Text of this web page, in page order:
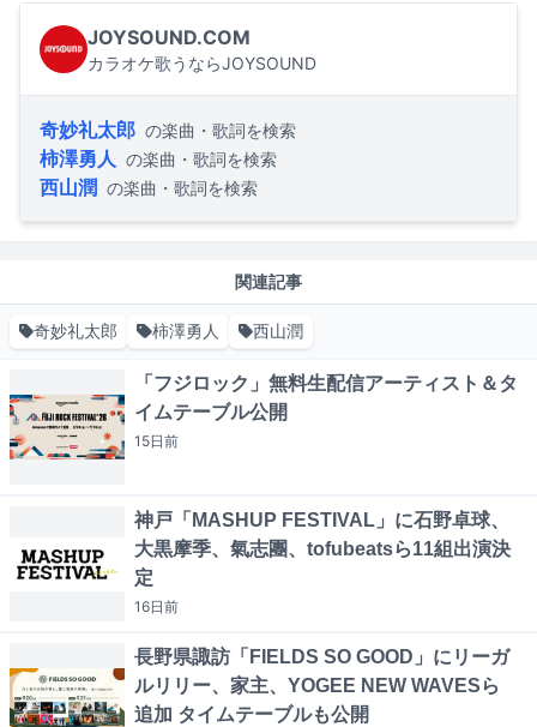
JOYSOUND.COM
カラオケ歌うならJOYSOUND
奇妙礼太郎 の楽曲・歌詞を検索
柿澤勇人 の楽曲・歌詞を検索
西山潤 の楽曲・歌詞を検索
関連記事
奇妙礼太郎 柿澤勇人 西山潤
「フジロック」無料生配信アーティスト＆タ
イムテーブル公開
15日前
神戸「MASHUP FESTIVAL」に石野卓球、
大黒摩季、氣志團、tofubeatsら11組出演決
定
16日前
長野県諏訪「FIELDS SO GOOD」にリーガ
ルリリー、家主、YOGEE NEW WAVESら
追加 タイムテーブルも公開